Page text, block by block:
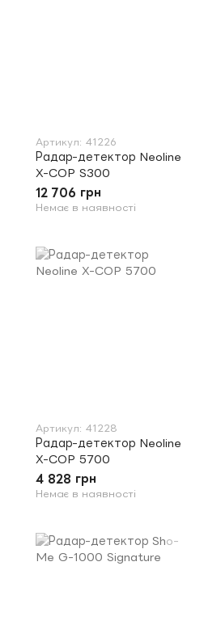
Артикул: 41226
Радар-детектор Neoline
X-COP S300
12 706 грн
Немає в наявності
Артикул: 41228
Радар-детектор Neoline
X-COP 5700
4 828 грн
Немає в наявності